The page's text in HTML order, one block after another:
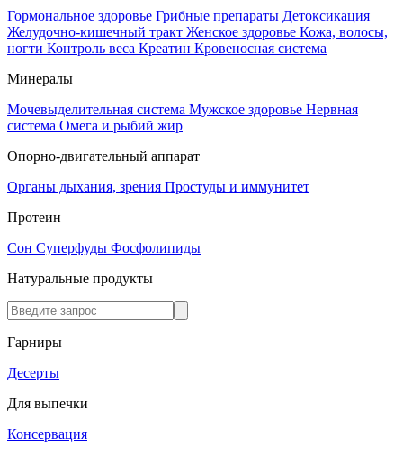
Гормональное здоровье Грибные препараты Детоксикация
Желудочно-кишечный тракт Женское здоровье Кожа, волосы,
ногти Контроль веса Креатин Кровеносная система
Минералы
Мочевыделительная система Мужское здоровье Нервная
система Омега и рыбий жир
Опорно-двигательный аппарат
Органы дыхания, зрения Простуды и иммунитет
Протеин
Сон Суперфуды Фосфолипиды
Натуральные продукты
Гарниры
Десерты
Для выпечки
Консервация